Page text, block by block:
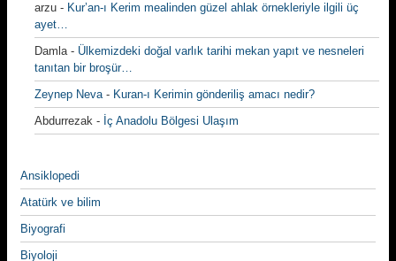
arzu - Kur’an-ı Kerim mealinden güzel ahlak örnekleriyle ilgili üç
ayet…
Damla- Ülkemizdeki doğal varlık tarihi mekan yapıt ve nesneleri
tanıtan bir broşür…
Zeynep Neva- Kuran-ı Kerimin gönderiliş amacı nedir?
Abdurrezak - İç Anadolu Bölgesi Ulaşım
Ansiklopedi
Atatürk ve bilim
Biyografi
Biyoloji